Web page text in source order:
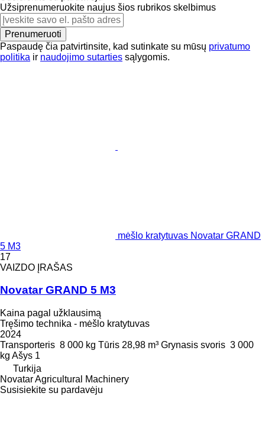
Užsiprenumeruokite naujus šios rubrikos skelbimus
Prenumeruoti
Paspaudę čia patvirtinsite, kad sutinkate su mūsų privatumo
politika ir naudojimo sutarties sąlygomis.
mėšlo kratytuvas Novatar GRAND
5 M3
17
VAIZDO ĮRAŠAS
Novatar GRAND 5 M3
Kaina pagal užklausimą
Tręšimo technika - mėšlo kratytuvas
2024
Transporteris 8 000 kg Tūris 28,98 m³ Grynasis svoris 3 000
kg Ašys 1
Turkija
Novatar Agricultural Machinery
Susisiekite su pardavėju